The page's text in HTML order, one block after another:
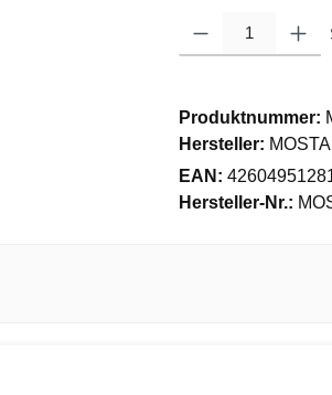
Produkt Anzahl: Gib
Produktnummer:
Hersteller:
EAN:
Hersteller-Nr.: